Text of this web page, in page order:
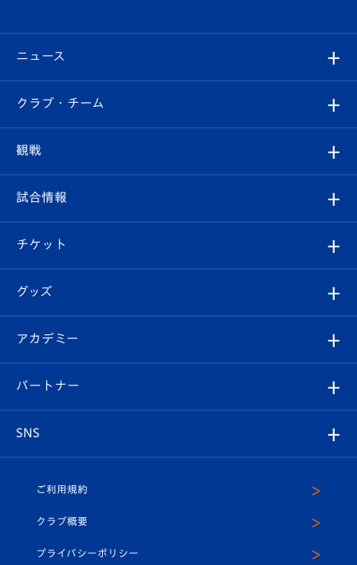
ニュース
すべて
クラブ
試合情報
チケット
イベント
メディア
ホームタウン
クラブ・チーム
クラブ概要
エンブレム紹介
スタッフプロフィール
マスコット紹介
観戦
観戦ルール
はじめての観戦ガイド
Revive Team
ヴィヴィくんの長崎おもてなしガイド
試合情報
試合日程/結果
フォトギャラリー
スタジアムグルメ
チケット
チケット
V-LOVERS（ファンクラブ）
プレイヤーズスイート
グッズ
オンラインショップ
店舗情報
アカデミー
育成からのお知らせ
U-18
パートナー
SNS
ヴィヴィくんインスタグラム
公式LINE＠
ご利用規約
クラブ概要
プライバシーポリシー